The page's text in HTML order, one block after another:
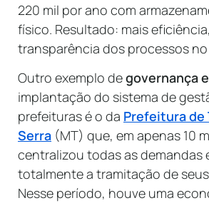
220 mil por ano com
físico. Resultado: mais
transparência dos processos
Outro exemplo degovernança
implantação do sistema de
prefeituras é o da Prefeitura de
Serra (MT) que, em apenas 10
centralizou todas as demandas
totalmente a tramitação de
Nesse período, houve uma